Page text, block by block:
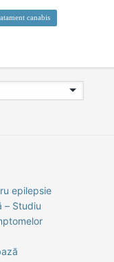
canabis
epilepsie
– Studiu